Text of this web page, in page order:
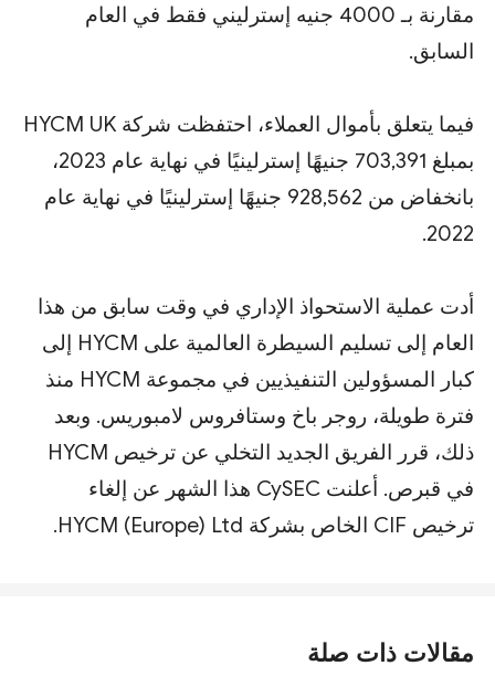
مقارنة بـ 4000 جنيه إسترليني فقط في العام
السابق.
فيما يتعلق بأموال العملاء، احتفظت شركة HYCM UK
بمبلغ 703,391 جنيهًا إسترلينيًا في نهاية عام 2023،
بانخفاض من 928,562 جنيهًا إسترلينيًا في نهاية عام
2022.
أدت عملية الاستحواذ الإداري في وقت سابق من هذا
العام إلى تسليم السيطرة العالمية على HYCM إلى
كبار المسؤولين التنفيذيين في مجموعة HYCM منذ
فترة طويلة، روجر باخ وستافروس لامبوريس. وبعد
ذلك، قرر الفريق الجديد التخلي عن ترخيص HYCM
في قبرص. أعلنت CySEC هذا الشهر عن إلغاء
ترخيص CIF الخاص بشركة HYCM (Europe) Ltd.
مقالات ذات صلة